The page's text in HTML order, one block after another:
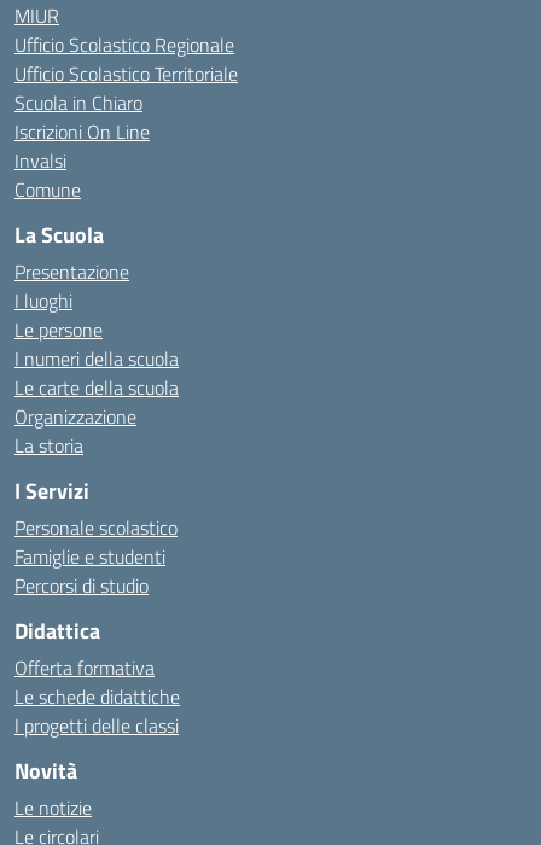
MIUR
Ufficio Scolastico Regionale
Ufficio Scolastico Territoriale
Scuola in Chiaro
Iscrizioni On Line
Invalsi
Comune
La Scuola
Presentazione
I luoghi
Le persone
I numeri della scuola
Le carte della scuola
Organizzazione
La storia
I Servizi
Personale scolastico
Famiglie e studenti
Percorsi di studio
Didattica
Offerta formativa
Le schede didattiche
I progetti delle classi
Novità
Le notizie
Le circolari